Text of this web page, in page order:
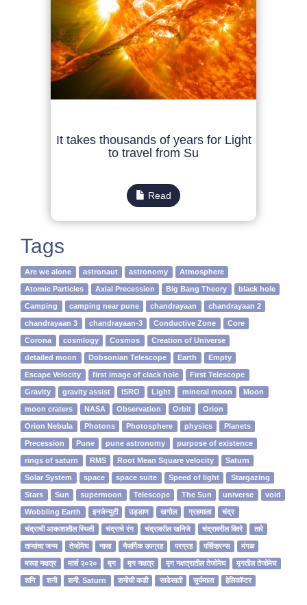
It takes thousands of years for Light
to travel from Su
Read
Tags
Are we alone astronaut astronomy Atmosphere
Atomic Particles Axial Precession Big Bang Theory black hole
Camping camping near pune chandrayaan chandrayaan 2
chandrayaan 3 chandrayaan-3 Conductive Zone Core
Corona cosmlogy Cosmos Creation of Universe
detailed moon Dobsonian Telescope Earth Empty
Escape Velocity first image of clack hole First Telescope
Gravity gravity assist ISRO Light mineral moon Moon
moon craters NASA Observation Orbit Orion
Orion Nebula Photons Photosphere physics Planets
Precession Pune pune astronomy purpose of existence
rings of saturn RMS Root Mean Square velocity Saturn
Solar System space space suite Speed of light Stargazing
Stars Sun supermoon Telescope The Sun universe void
Wobbling Earth इनजेन्‍युटी उड्डाण खगोल ग्रहमाला चंद्र
चंद्राची आकाशातील स्थिती चंद्राचे रंग चंद्रावरील खनिजे चंद्रावरील विवरे तारे
ताऱ्यांचा जन्म तेजोमेघ नासा नैसर्गिक उपग्रह परग्रह पर्सिव्हरन्स मंगळ
मरूह नक्षत्र मार्स २०२० मृग मृग नक्षत्र मृग नक्षत्रातील तेजोमेघ मृगतील तेजोमेघ
शनि शनी शनी. Saturn शनीची कडी साडेसाती सूर्यमाला हेलिकॉप्टर